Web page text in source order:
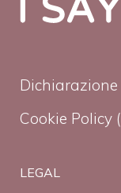
Dichiarazione
Cookie Policy
LEGAL